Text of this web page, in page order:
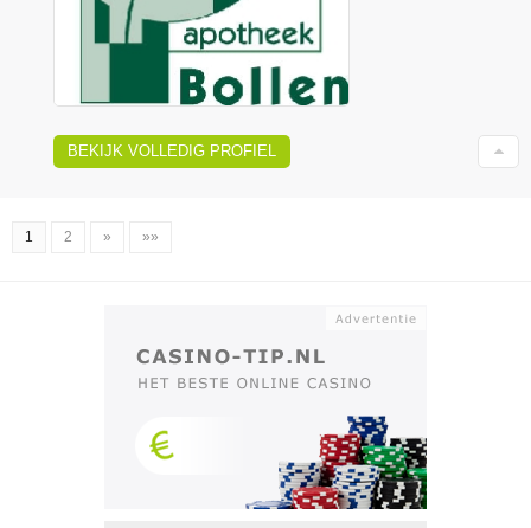
BEKIJK VOLLEDIG PROFIEL
1 2 » »»